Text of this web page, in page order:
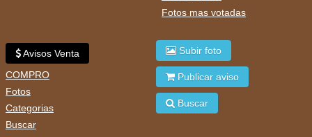
Fotos mas votadas
Avisos Venta
COMPRO
Fotos
Categorias
Buscar
Subir foto
Publicar aviso
Buscar